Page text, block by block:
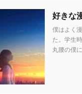
好きな
僕はよく
た。学生
丸腰の僕